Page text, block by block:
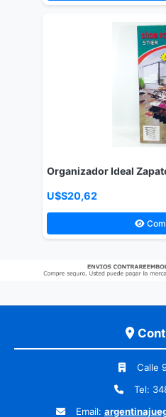
Organizador Ideal
U$S20,62
Calle
Tel:
Email: